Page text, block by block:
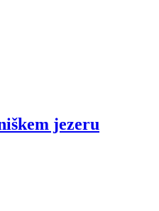
jezeru